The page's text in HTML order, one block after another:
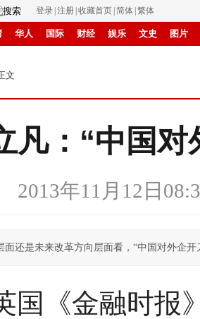
登录 注册 收藏首页 简体 繁体
华人 国际 财经 娱乐 文史 图片
文
凡：“中国
2013年11月12日
面还是未来改革方向层面看，“中国对外企
国《金融时报